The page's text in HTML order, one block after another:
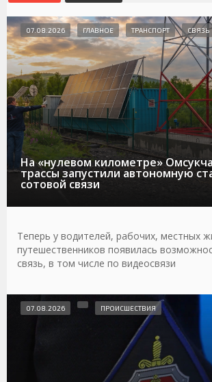
На «нулевом километре»
трассы запустили автономную
сотовой связи
07.08.2026 ГЛАВНОЕ ТРАНСПОРТ СВЯЗЬ
Теперь у водителей, рабочих, местных
путешественников появилась
связь, в том числе по видеосвязи
07.08.2026 ПРОИСШЕСТВИЯ